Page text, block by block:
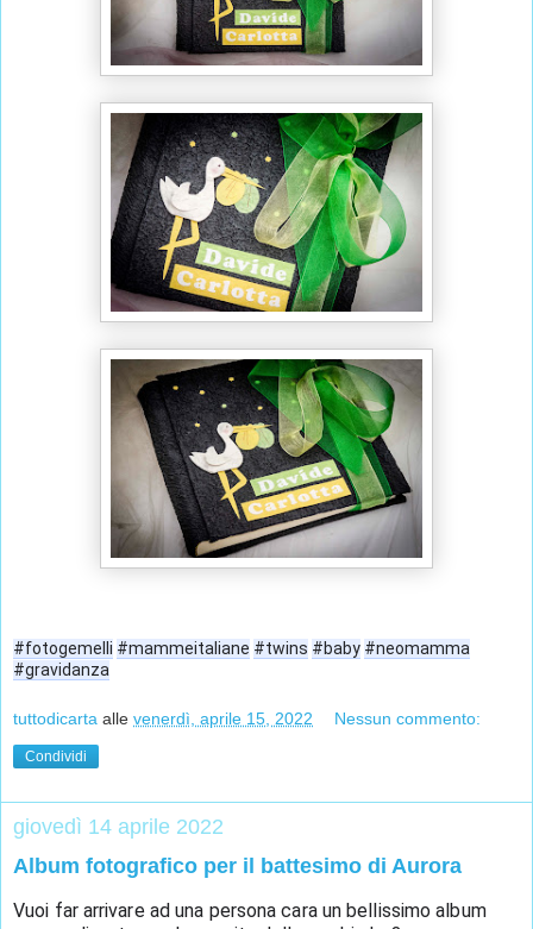
#fotogemelli #mammeitaliane #twins #baby #neomamma
#gravidanza
tuttodicarta alle venerdì, aprile 15, 2022 Nessun commento:
Condividi
giovedì 14 aprile 2022
Album fotografico per il battesimo di Aurora
Vuoi far arrivare ad una persona cara un bellissimo album